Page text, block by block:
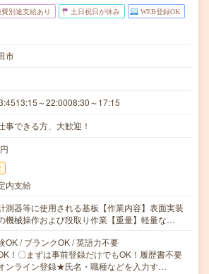
費別途支給あり 土日祝日が休み WEB登録OK
市
～22:0008:30～17:15
事できる方、大歓迎！
内支給
測器等に使用される基板【作業内容】表面実装
機械操作および段取り作業【重量】軽量な…
OK / ブランクOK / 英語力不要
！〇まずは事前登録だけでもOK！履歴書不要
ンライン登録★氏名・職種などを入力す…